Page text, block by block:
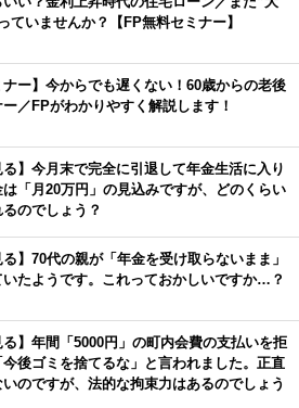
ていませんか？【FP無料セミナー】
ナー】今からでも遅くない！60歳からの老後
／FPがわかりやすく解説します！
る】今月末で完全に引退して年金生活に入り
は「月20万円」の見込みですが、どのくらい
のでしょう？
る】70代の親が「年金を受け取らないまま」
いたようです。これっておかしいですか…？
る】年間「5000円」の町内会費の支払いを拒
後ゴミを捨てるな」と言われました。正直
のですが、法的な拘束力はあるのでしょう